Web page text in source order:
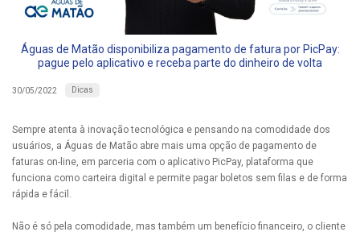
Águas de Matão disponibiliza pagamento de fatura por PicPay:
pague pelo aplicativo e receba parte do dinheiro de volta
30/05/2022 Dicas
Sempre atenta à inovação tecnológica e pensando na comodidade dos
usuários, a Águas de Matão abre mais uma opção de pagamento de
faturas on-line, em parceria com o aplicativo PicPay, plataforma que
funciona como carteira digital e permite pagar boletos sem filas e de forma
rápida e fácil.
Não é só pela comodidade, mas também um benefício financeiro, o cliente